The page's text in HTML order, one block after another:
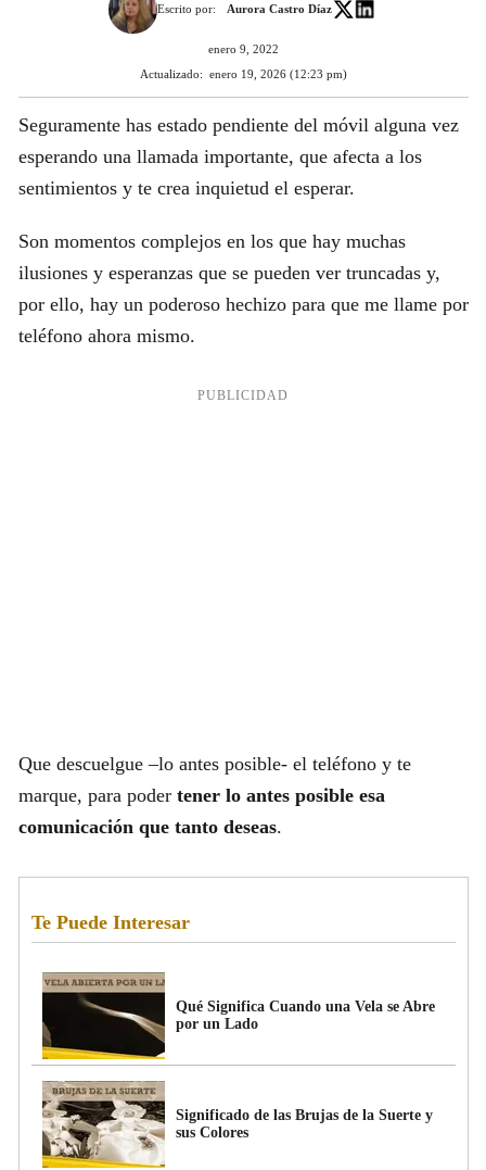
Escrito por: Aurora Castro Díaz
enero 9, 2022
Actualizado: enero 19, 2026 (12:23 pm)
Seguramente has estado pendiente del móvil alguna vez
esperando una llamada importante, que afecta a los
sentimientos y te crea inquietud el esperar.
Son momentos complejos en los que hay muchas
ilusiones y esperanzas que se pueden ver truncadas y,
por ello, hay un poderoso hechizo para que me llame por
teléfono ahora mismo.
Que descuelgue –lo antes posible- el teléfono y te
marque, para poder tener lo antes posible esa
comunicación que tanto deseas.
Te Puede Interesar
Qué Significa Cuando una Vela se Abre
por un Lado
Significado de las Brujas de la Suerte y
sus Colores